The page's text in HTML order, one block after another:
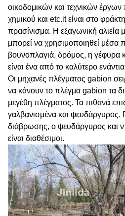
οικοδομικών και τεχνικών
χημικού και etc.it είναι στο
πρασίνισμα. Η εξαγωνική αλιεία
μπορεί να χρησιμοποιηθεί μέσα
βουνοπλαγιά, δρόμος, η γέφυρα
είναι ένα από το καλύτερο
Οι μηχανές πλέγματος gabion
να κάνουν το πλέγμα gabion τα
μεγέθη πλέγματος. Τα πιθανά
γαλβανισμένα και ψευδάργυρος.
διάβρωσης, ο ψευδάργυρος και
είναι διαθέσιμοι.